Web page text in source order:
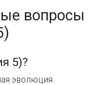
вопросы
5)?
эволюция